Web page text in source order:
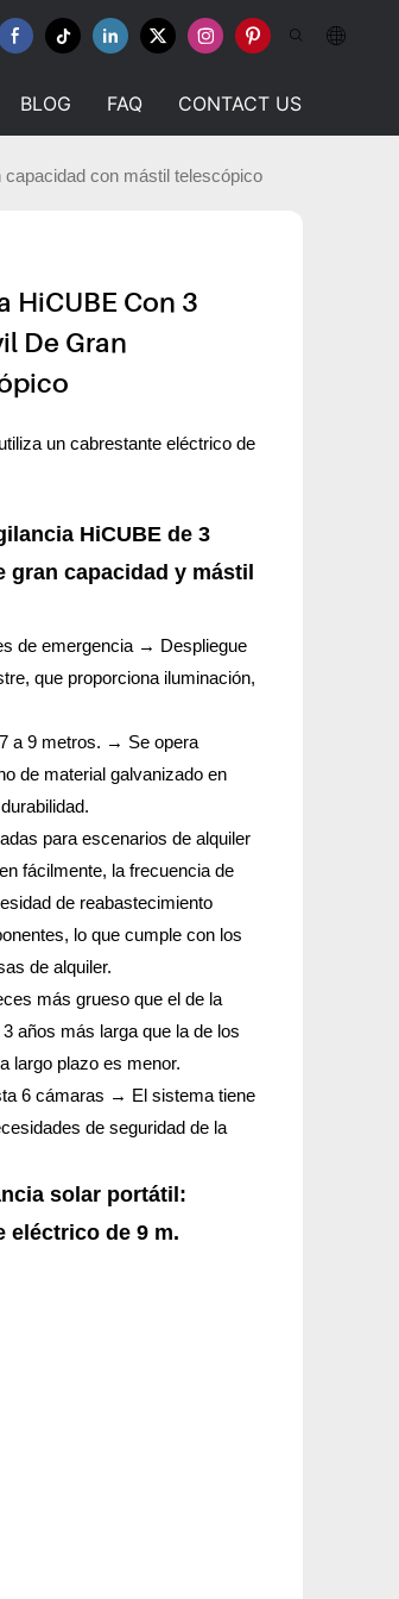
BLOG FAQ CONTACT US
con mástil telescópico
HiCUBE Con 3
De Gran
un cabrestante eléctrico de
HiCUBE de 3
capacidad y mástil
de emergencia → Despliegue
que proporciona iluminación,
a 9 metros. → Se opera
de material galvanizado en
para escenarios de alquiler
fácilmente, la frecuencia de
de reabastecimiento
lo que cumple con los
de alquiler.
más grueso que el de la
años más larga que la de los
largo plazo es menor.
6 cámaras → El sistema tiene
de seguridad de la
solar portátil:
eléctrico de 9 m.